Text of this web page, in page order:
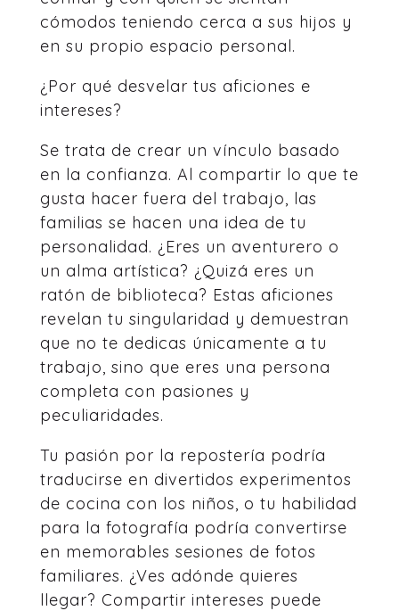
cómodos teniendo cerca a sus hijos y
en su propio espacio personal.
¿Por qué desvelar tus aficiones e
intereses?
Se trata de crear un vínculo basado
en la confianza. Al compartir lo que te
gusta hacer fuera del trabajo, las
familias se hacen una idea de tu
personalidad. ¿Eres un aventurero o
un alma artística? ¿Quizá eres un
ratón de biblioteca? Estas aficiones
revelan tu singularidad y demuestran
que no te dedicas únicamente a tu
trabajo, sino que eres una persona
completa con pasiones y
peculiaridades.
Tu pasión por la repostería podría
traducirse en divertidos experimentos
de cocina con los niños, o tu habilidad
para la fotografía podría convertirse
en memorables sesiones de fotos
familiares. ¿Ves adónde quieres
llegar? Compartir intereses puede